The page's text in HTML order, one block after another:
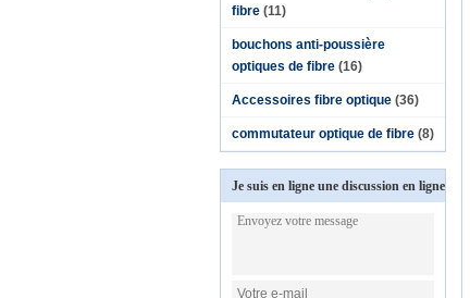
fibre (11)
bouchons anti-poussière
optiques de fibre (16)
Accessoires fibre optique (36)
commutateur optique de fibre (8)
Je suis en ligne une discussion en ligne